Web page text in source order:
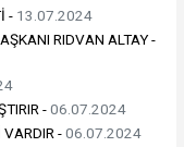
- 13.07.2024
RIDVAN ALTAY -
-06.07.2024
VARDIR -06.07.2024